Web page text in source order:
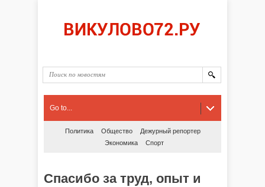
Go to...
Политика Общество
Дежурный репортер
Экономика
Спорт
Спасибо за труд, опыт и